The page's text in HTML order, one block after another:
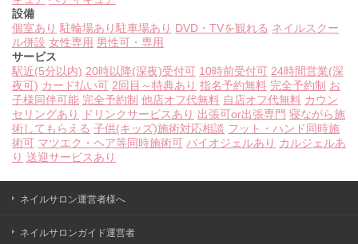
設備
個室あり 駐輪場あり駐車場あり DVD・TVを観れる ネイルスクー
ル併設 女性専用 男性可・専用
サービス
駅近(5分以内) 20時以降(深夜)受付可 10時前受付可 24時間営業(深
夜可) カード払い可 2回目～特典あり 指名予約無料 完全予約制 お
子様同伴可能 完全予約制 他店オフ代無料 自店オフ代無料 カウン
セリングあり
ドリンクサービスあり 出張可or出張専門 寝ながら施
術してもらえる 子供(キッズ)施術対応相談 フット・ハンド同時施
術可 マツエク・ヘア等同時施術可 バイオジェルあり カルジェルあ
り 送迎サービスあり
ネイルサロン運営者様へ
ネイルサロンガイド運営者